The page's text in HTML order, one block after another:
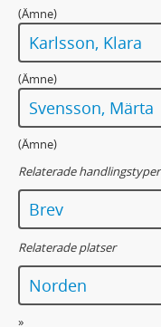
(Ämne)
Karlsson, Klara
(Ämne)
Svensson, Märta
(Ämne)
Relaterade handlingstyper
Brev
Relaterade platser
Norden
»